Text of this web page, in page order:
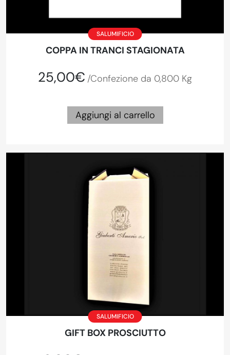
SALUMIFICIO
COPPA IN TRANCI STAGIONATA
25,00€ /Confezione da 0,800 Kg
Aggiungi al carrello
SALUMIFICIO
GIFT BOX PROSCIUTTO